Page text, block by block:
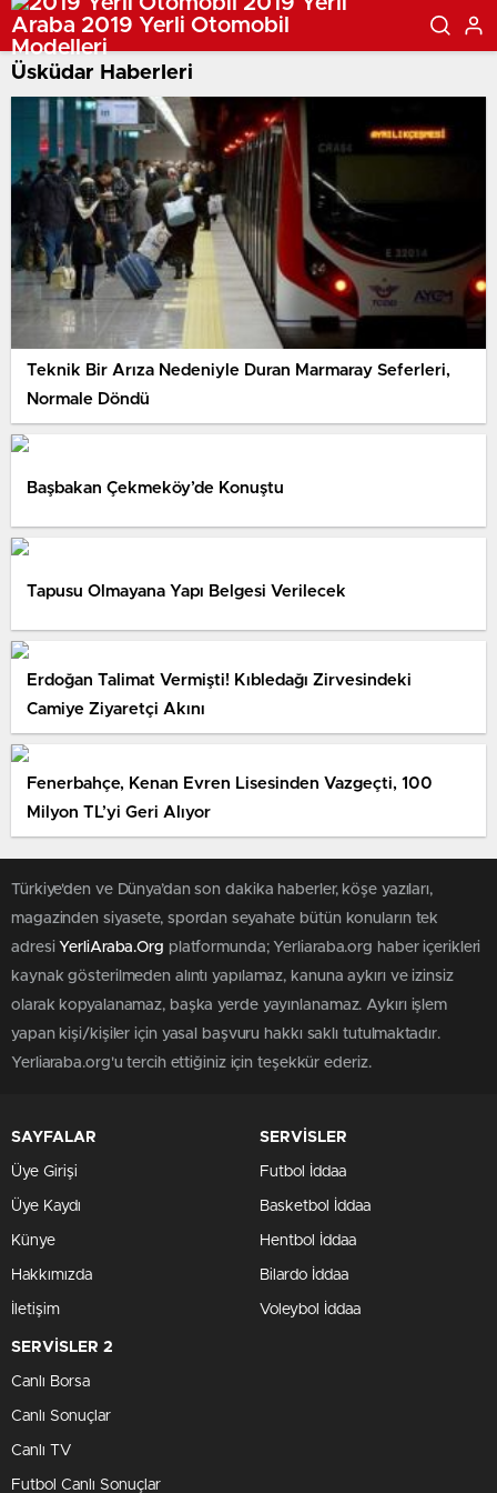
Üsküdar Haberleri
Teknik Bir Arıza Nedeniyle Duran Marmaray Seferleri,
Normale Döndü
Başbakan Çekmeköy’de Konuştu
Tapusu Olmayana Yapı Belgesi Verilecek
Erdoğan Talimat Vermişti! Kıbledağı Zirvesindeki
Camiye Ziyaretçi Akını
Fenerbahçe, Kenan Evren Lisesinden Vazgeçti, 100
Milyon TL’yi Geri Alıyor
Türkiye'den ve Dünya’dan son dakika haberler, köşe yazıları,
magazinden siyasete, spordan seyahate bütün konuların tek
adresiYerliAraba.Org platformunda; Yerliaraba.org haber içerikleri
kaynak gösterilmeden alıntı yapılamaz, kanuna aykırı ve izinsiz
olarak kopyalanamaz, başka yerde yayınlanamaz. Aykırı işlem
yapan kişi/kişiler için yasal başvuru hakkı saklı tutulmaktadır.
Yerliaraba.org'u tercih ettiğiniz için teşekkür ederiz.
SAYFALAR
Üye Girişi
Üye Kaydı
Künye
Hakkımızda
İletişim
SERVİSLER
Futbol İddaa
Basketbol İddaa
Hentbol İddaa
Bilardo İddaa
Voleybol İddaa
SERVİSLER 2
Canlı Borsa
Canlı Sonuçlar
Canlı TV
Futbol Canlı Sonuçlar